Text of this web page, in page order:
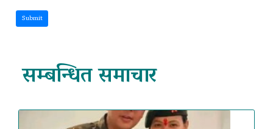
Submit
सम्बन्धित समाचार